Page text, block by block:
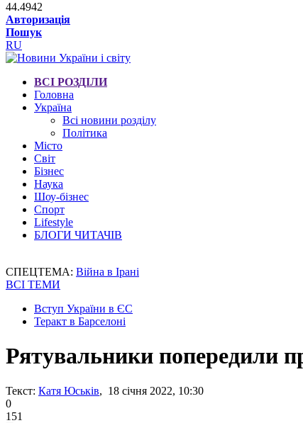
44.4942
Авторизація
Пошук
RU
ВСІ РОЗДІЛИ
Головна
Україна
Всі новини розділу
Політика
Місто
Світ
Бізнес
Наука
Шоу-бізнес
Спорт
Lifestyle
БЛОГИ ЧИТАЧІВ
СПЕЦТЕМА: Війна в Ірані
ВСІ ТЕМИ
Вступ України в ЄС
Теракт в Барселоні
Рятувальники попередили
Текст: Катя Юськів, 18 січня 2022, 10:30
0
151